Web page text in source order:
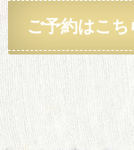
ご予約はこち